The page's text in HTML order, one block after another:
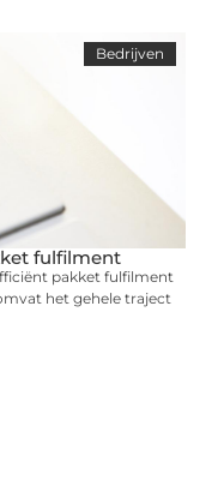
Bedrijven
fulfilment
pakket fulfilment
het gehele traject